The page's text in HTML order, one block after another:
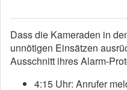
Dass die Kameraden in
unnötigen Einsätzen
Ausschnitt ihres Alarm-
4:15 Uhr: Anrufer